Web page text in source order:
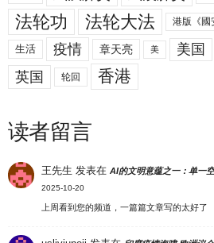
法轮功 法轮大法 港版《國
生活 疫情 章天亮 美 美国
英国 轮回 香港
读者留言
王先生 发表在AI的文明意蕴之一：单一
2025-10-20
上周看到您的频道，一篇篇文章写的太好了